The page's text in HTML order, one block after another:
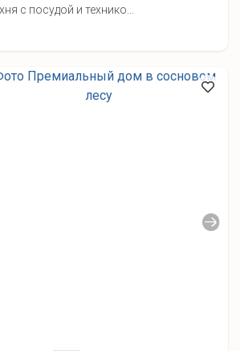
с посудой и технико...